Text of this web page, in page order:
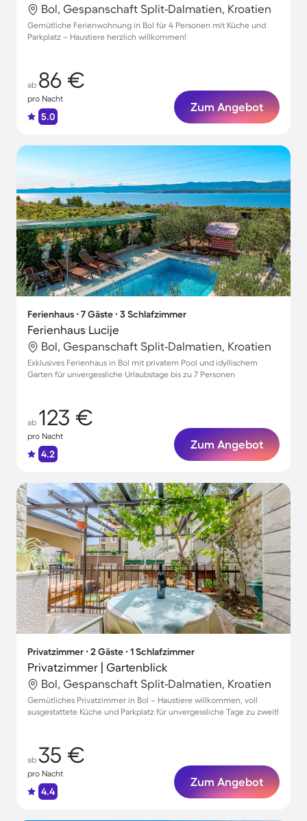
Bol, Gespanschaft Split-Dalmatien, Kroatien
Gemütliche Ferienwohnung in Bol für 4 Personen mit Küche und
Parkplatz – Haustiere herzlich willkommen!
ab 86 €
pro Nacht
5.0
Zum Angebot
Ferienhaus ∙ 7 Gäste ∙ 3 Schlafzimmer
Ferienhaus Lucije
Bol, Gespanschaft Split-Dalmatien, Kroatien
Exklusives Ferienhaus in Bol mit privatem Pool und idyllischem
Garten für unvergessliche Urlaubstage bis zu 7 Personen
ab 123 €
pro Nacht
4.2
Zum Angebot
Privatzimmer ∙ 2 Gäste ∙ 1 Schlafzimmer
Privatzimmer | Gartenblick
Bol, Gespanschaft Split-Dalmatien, Kroatien
Gemütliches Privatzimmer in Bol – Haustiere willkommen, voll
ausgestattete Küche und Parkplatz für unvergessliche Tage zu zweit!
ab 35 €
pro Nacht
4.4
Zum Angebot